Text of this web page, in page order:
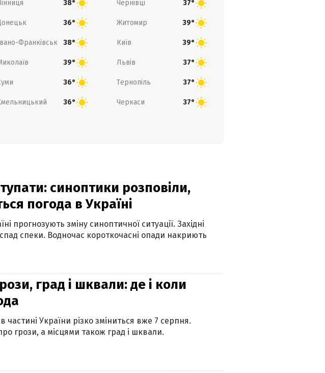
38° Чернівці 37°
36° Житомир 39°
Франківськ 38° Київ 39°
39° Львів 37°
36° Тернопіль 37°
36° Черкаси 37°
синоптики розповіли,
погода в Україні
прогнозують зміну синоптичної ситуації. Західні
спеки. Водночас короткочасні опади накриють
град і шквали: де і коли
частині України різко зміниться вже 7 серпня.
грози, а місцями також град і шквали.